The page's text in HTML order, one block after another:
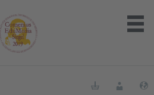
BookmarksLogin
our Spanish education portal